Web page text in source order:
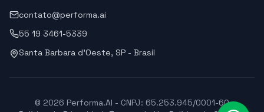
contato@performa.ai
55 19 3461-5339
Santa Barbara d'Oeste, SP - Brasil
© 2026 Performa.AI - CNPJ: 65.253.945/0001-60